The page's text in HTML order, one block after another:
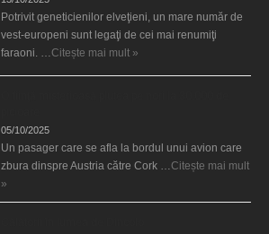
Potrivit geneticienilor elveţieni, un mare număr de
vest-europeni sunt legaţi de cei mai renumiţi
faraoni. …Citește mai mult »
05/10/2025
Un pasager care se afla la bordul unui avion care
zbura dinspre Austria către Cork …Citește mai mult
»